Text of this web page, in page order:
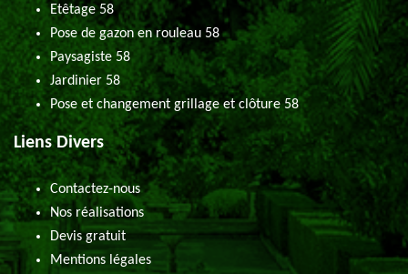
Etêtage 58
Pose de gazon en rouleau 58
Paysagiste 58
Jardinier 58
Pose et changement grillage et clôture 58
Liens Divers
Contactez-nous
Nos réalisations
Devis gratuit
Mentions légales